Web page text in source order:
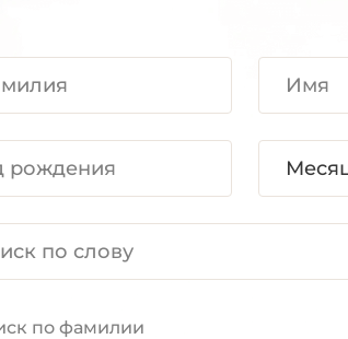
по фамилии